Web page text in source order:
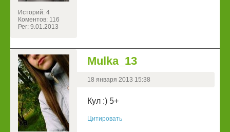
Историй: 4
Коментов: 116
Рег: 9.01.2013
Mulka_13
18 января 2013 15:38
Кул :) 5+
Цитировать